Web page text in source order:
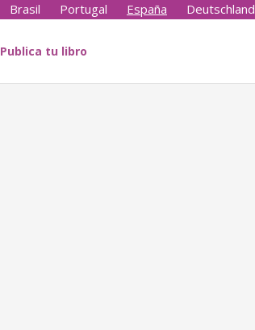
Brasil Portugal España Deutschland
Publica tu libro